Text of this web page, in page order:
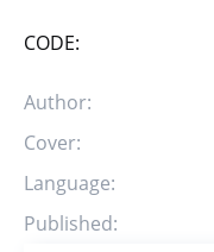
CODE:
Author:
Cover:
Language:
Published: